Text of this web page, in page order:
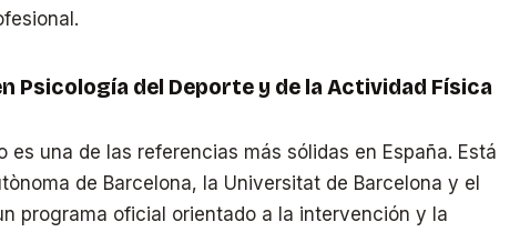
Psicología del Deporte y de la Actividad Física
es una de las referencias más sólidas en España. Está
de Barcelona, la Universitat de Barcelona y el
programa oficial orientado a la intervención y la